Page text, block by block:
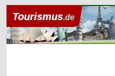
Tourismus.de